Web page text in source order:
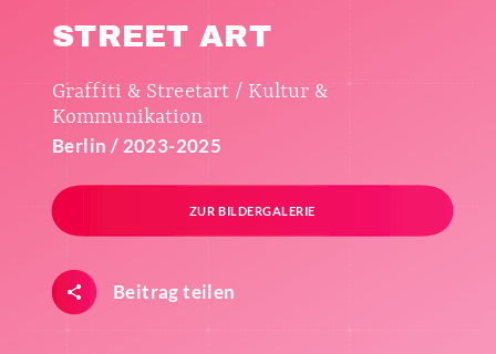
STREET ART
Graffiti & Streetart / Kultur &
Kommunikation
Berlin / 2023-2025
ZUR BILDERGALERIE
Beitrag teilen